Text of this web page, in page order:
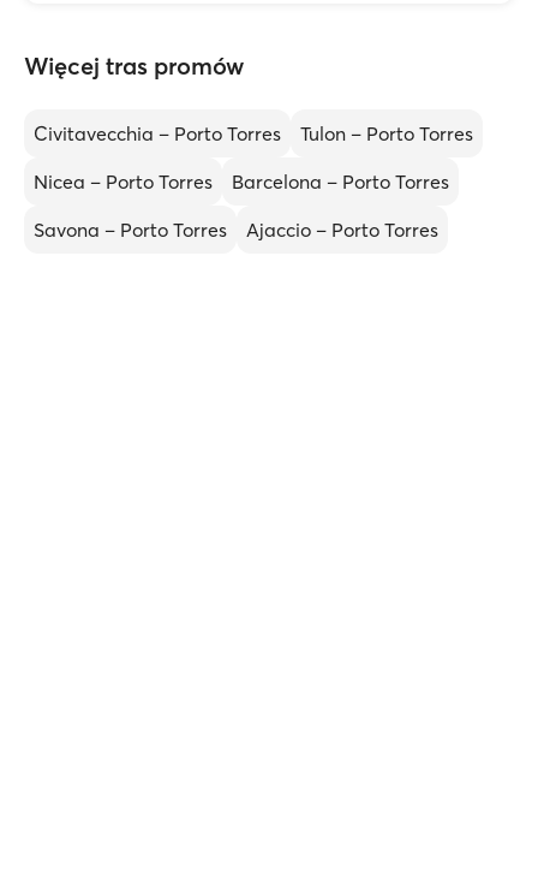
Więcej tras promów
Civitavecchia – Porto Torres
Tulon – Porto Torres
Nicea – Porto Torres
Barcelona – Porto Torres
Savona – Porto Torres
Ajaccio – Porto Torres